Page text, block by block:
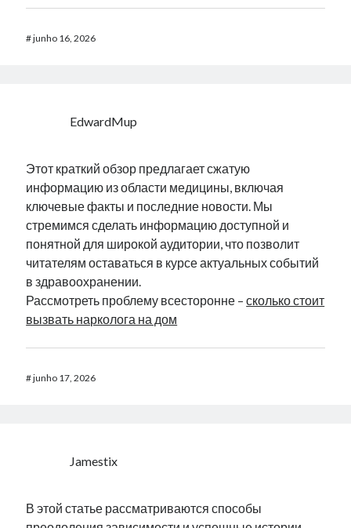
#junho 16, 2026
EdwardMup
Этот краткий обзор предлагает сжатую
информацию из области медицины, включая
ключевые факты и последние новости. Мы
стремимся сделать информацию доступной и
понятной для широкой аудитории, что позволит
читателям оставаться в курсе актуальных событий
в здравоохранении.
Рассмотреть проблему всесторонне –сколько стоит
вызвать нарколога на дом
#junho 17, 2026
Jamestix
В этой статье рассматриваются способы